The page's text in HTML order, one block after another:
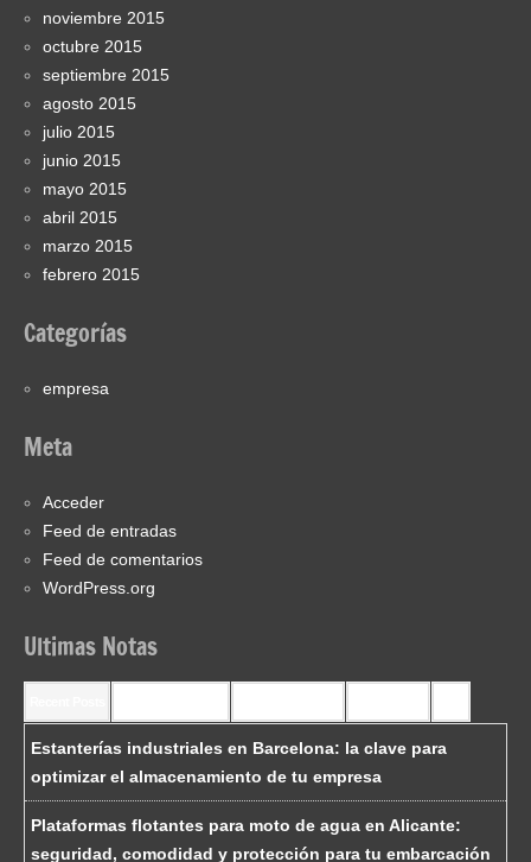
noviembre 2015
octubre 2015
septiembre 2015
agosto 2015
julio 2015
junio 2015
mayo 2015
abril 2015
marzo 2015
febrero 2015
Categorías
empresa
Meta
Acceder
Feed de entradas
Feed de comentarios
WordPress.org
Ultimas Notas
Estanterías industriales en Barcelona: la clave para
optimizar el almacenamiento de tu empresa
Plataformas flotantes para moto de agua en Alicante:
seguridad, comodidad y protección para tu embarcación